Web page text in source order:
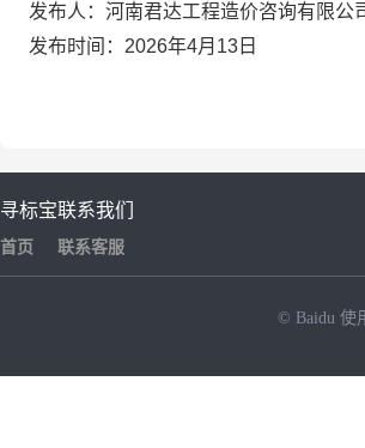
发布人：河南君达工程造价咨询有限公
发布时间： 2026年4月 13 日
寻标宝
首页
联系我们
联系客服
© Baidu 使